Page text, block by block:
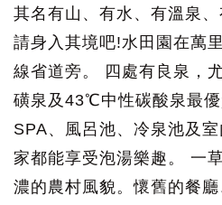
其名有山、有水、有溫泉
請身入其境吧!水田園在萬
線省道旁。 四處有良泉，
磺泉及43℃中性碳酸泉最
SPA、風呂池、冷泉池及
家都能享受泡湯樂趣。 一
濃的農村風貌。懷舊的餐